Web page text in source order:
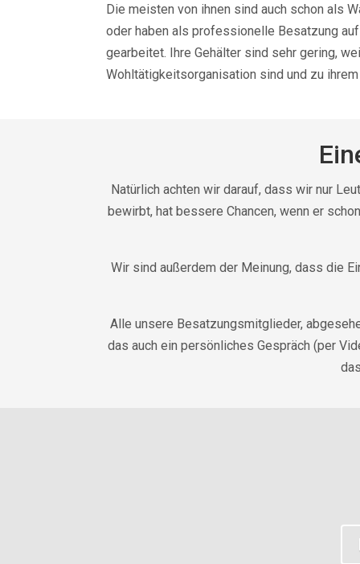
Die meisten von ihnen sind auch schon als
oder haben als professionelle Besatzung
gearbeitet. Ihre Gehälter sind sehr gering,
Wohltätigkeitsorganisation sind und zu
Natürlich achten wir darauf, dass wir nur
bewirbt, hat bessere Chancen, wenn er
Wir sind außerdem der Meinung, dass die
Alle unsere Besatzungsmitglieder,
das auch ein persönliches Gespräch (per